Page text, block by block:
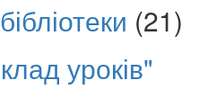
(21)
уроків"